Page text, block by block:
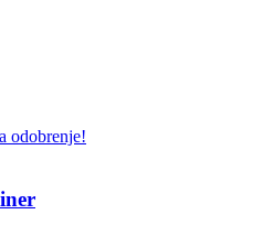
odobrenje!